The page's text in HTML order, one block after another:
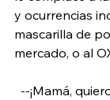
y ocurrencias
mascarilla de
mercado, o al